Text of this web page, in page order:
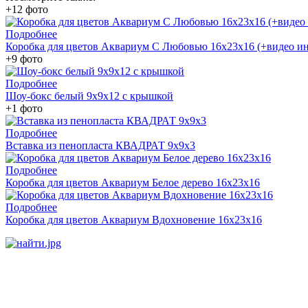
+12 фото
Подробнее
Коробка для цветов Аквариум С Любовью 16х23х16 (+видео
+9 фото
Подробнее
Шоу-бокс белый 9х9х12 с крышкой
+1 фото
Подробнее
Вставка из пенопласта КВАДРАТ 9х9х3
Подробнее
Коробка для цветов Аквариум Белое дерево 16х23х16
Подробнее
Коробка для цветов Аквариум Вдохновение 16х23х16